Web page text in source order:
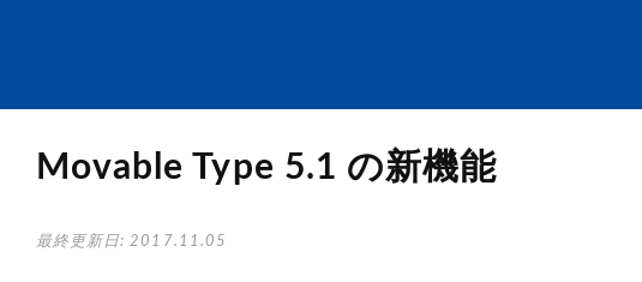
Movable Type 5.1 の新機能
最終更新日: 2017.11.05